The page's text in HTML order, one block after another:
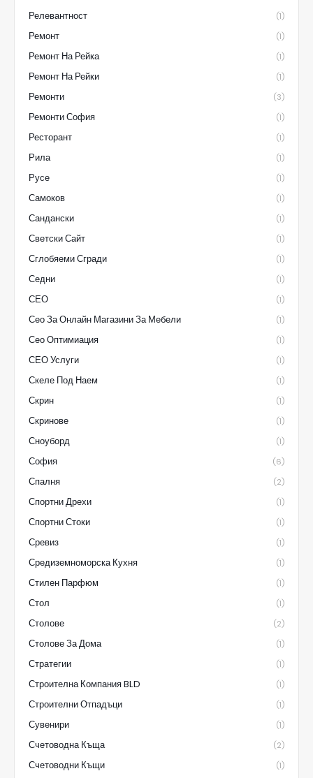
Релевантност (1)
Ремонт (1)
Ремонт На Рейка (1)
Ремонт На Рейки (1)
Ремонти (3)
Ремонти София (1)
Ресторант (1)
Рила (1)
Русе (1)
Самоков (1)
Сандански (1)
Светски Сайт (1)
Сглобяеми Сгради (1)
Седни (1)
СЕО (1)
Сео За Онлайн Магазини За Мебели (1)
Сео Оптимиация (1)
СЕО Услуги (1)
Скеле Под Наем (1)
Скрин (1)
Скринове (1)
Сноуборд (1)
София (6)
Спалня (2)
Спортни Дрехи (1)
Спортни Стоки (1)
Сревиз (1)
Средиземноморска Кухня (1)
Стилен Парфюм (1)
Стол (1)
Столове (2)
Столове За Дома (1)
Стратегии (1)
Строителна Компания BLD (1)
Строителни Отпадъци (1)
Сувенири (1)
Счетоводна Къща (2)
Счетоводни Къщи (1)